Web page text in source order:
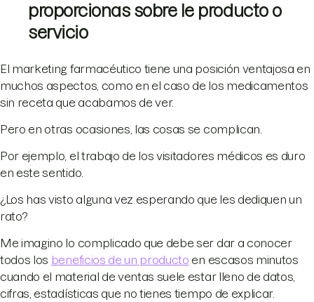
proporcionas sobre le producto o
servicio
El marketing farmacéutico tiene una posición ventajosa en
muchos aspectos, como en el caso de los medicamentos
sin receta que acabamos de ver.
Pero en otras ocasiones, las cosas se complican.
Por ejemplo, el trabajo de los visitadores médicos es duro
en este sentido.
¿Los has visto alguna vez esperando que les dediquen un
rato?
Me imagino lo complicado que debe ser dar a conocer
todos los beneficios de un producto en escasos minutos
cuando el material de ventas suele estar lleno de datos,
cifras, estadísticas que no tienes tiempo de explicar.